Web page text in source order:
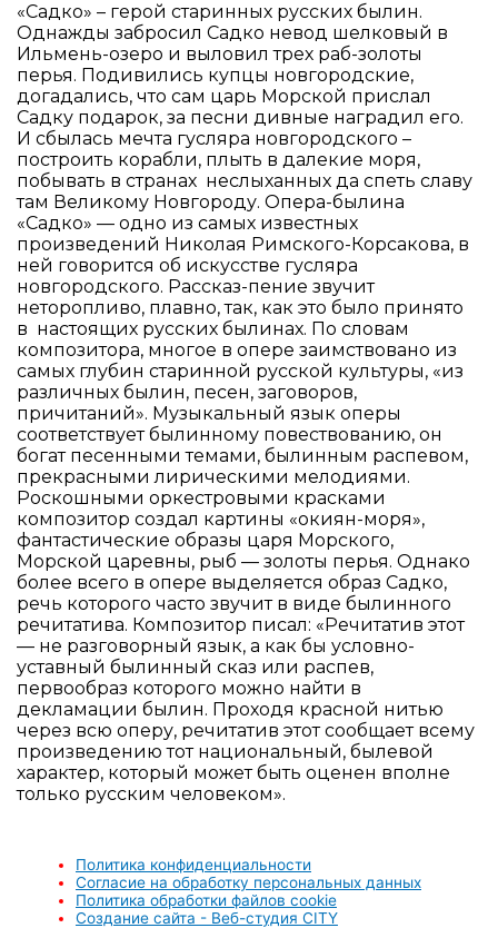
«Садко» – герой старинных русских былин.
Однажды забросил Садко невод шелковый в
Ильмень-озеро и выловил трех раб-золоты
перья. Подивились купцы новгородские,
догадались, что сам царь Морской прислал
Садку подарок, за песни дивные наградил его.
И сбылась мечта гусляра новгородского –
построить корабли, плыть в далекие моря,
побывать в странах неслыханных да спеть славу
там Великому Новгороду. Опера-былина
«Садко» — одно из самых известных
произведений Николая Римского-Корсакова, в
ней говорится об искусстве гусляра
новгородского. Рассказ-пение звучит
неторопливо, плавно, так, как это было принято
в настоящих русских былинах. По словам
композитора, многое в опере заимствовано из
самых глубин старинной русской культуры, «из
различных былин, песен, заговоров,
причитаний». Музыкальный язык оперы
соответствует былинному повествованию, он
богат песенными темами, былинным распевом,
прекрасными лирическими мелодиями.
Роскошными оркестровыми красками
композитор создал картины «окиян-моря»,
фантастические образы царя Морского,
Морской царевны, рыб — золоты перья. Однако
более всего в опере выделяется образ Садко,
речь которого часто звучит в виде былинного
речитатива. Композитор писал: «Речитатив этот
— не разговорный язык, а как бы условно-
уставный былинный сказ или распев,
первообраз которого можно найти в
декламации былин. Проходя красной нитью
через всю оперу, речитатив этот сообщает всему
произведению тот национальный, былевой
характер, который может быть оценен вполне
только русским человеком».
Политика конфиденциальности
Согласие на обработку персональных данных
Политика обработки файлов cookie
Создание сайта - Веб-студия CITY